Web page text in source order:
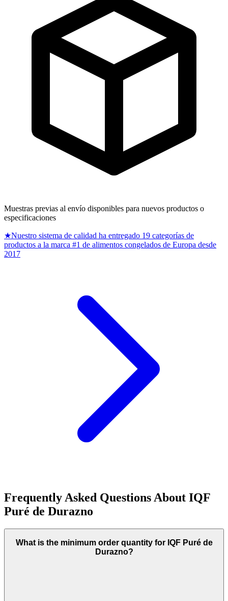
Muestras previas al envío disponibles para nuevos productos o
especificaciones
★Nuestro sistema de calidad ha entregado 19 categorías de
productos a la marca #1 de alimentos congelados de Europa desde
2017
Frequently Asked Questions About IQF
Puré de Durazno
What is the minimum order quantity for IQF Puré de
Durazno?